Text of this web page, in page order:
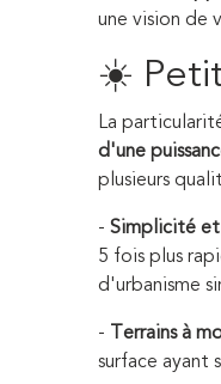
une vision de
☀️
La
d'une
plusieurs
- Simplicité
5 fois plus
d'urbanisme
- Terrains à
surface ayant